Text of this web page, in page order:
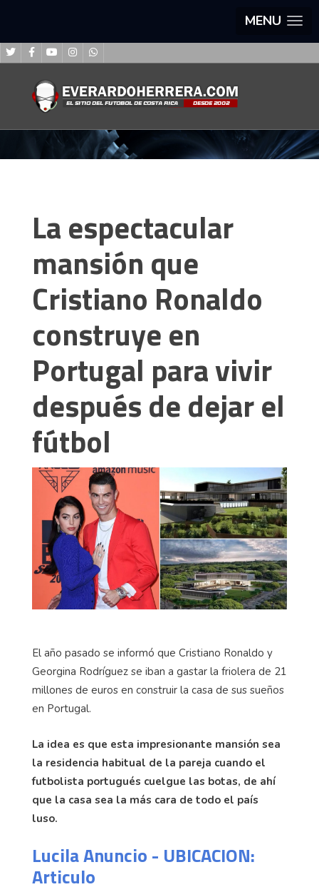
MENU
La espectacular
mansión que
Cristiano Ronaldo
construye en
Portugal para vivir
después de dejar el
fútbol
El año pasado se informó que Cristiano Ronaldo y
Georgina Rodríguez se iban a gastar la friolera de 21
millones de euros en construir la casa de sus sueños
en Portugal.
La idea es que esta impresionante mansión sea
la residencia habitual de la pareja cuando el
futbolista portugués cuelgue las botas, de ahí
que la casa sea la más cara de todo el país
luso.
Lucila Anuncio - UBICACION:
Articulo